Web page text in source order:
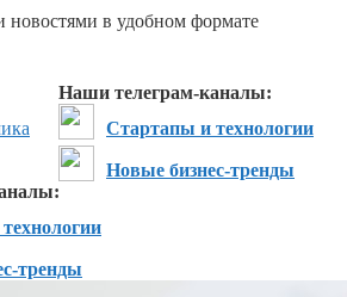
новостями в удобном формате
Наши телеграм-каналы:
Стартапы и технологии
Новые бизнес-тренды
тренды